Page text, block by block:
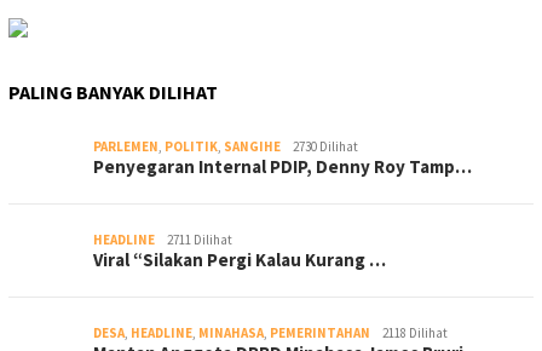
PALING BANYAK DILIHAT
PARLEMEN, POLITIK, SANGIHE 2730 Dilihat
Penyegaran Internal PDIP, Denny Roy Tamp…
HEADLINE 2711 Dilihat
Viral “Silakan Pergi Kalau Kurang …
DESA, HEADLINE, MINAHASA, PEMERINTAHAN 2118 Dilihat